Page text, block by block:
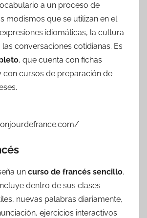
a un proceso de
modismos que se utilizan en el
idiomáticas, la cultura
conversaciones cotidianas. Es
, que cuenta con fichas
con cursos de preparación de
un curso de francés sencillo.
dentro de sus clases
nuevas palabras diariamente,
ejercicios interactivos